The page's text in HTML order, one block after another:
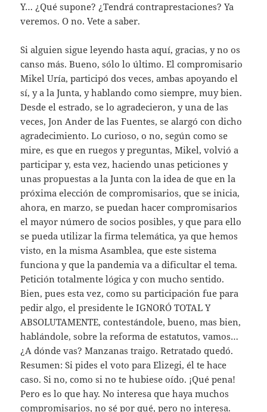
Y… ¿Qué supone? ¿Tendrá contraprestaciones? Ya
veremos. O no. Vete a saber.
Si alguien sigue leyendo hasta aquí, gracias, y no os
canso más. Bueno, sólo lo último. El compromisario
Mikel Uría, participó dos veces, ambas apoyando el
sí, y a la Junta, y hablando como siempre, muy bien.
Desde el estrado, se lo agradecieron, y una de las
veces, Jon Ander de las Fuentes, se alargó con dicho
agradecimiento. Lo curioso, o no, según como se
mire, es que en ruegos y preguntas, Mikel, volvió a
participar y, esta vez, haciendo unas peticiones y
unas propuestas a la Junta con la idea de que en la
próxima elección de compromisarios, que se inicia,
ahora, en marzo, se puedan hacer compromisarios
el mayor número de socios posibles, y que para ello
se pueda utilizar la firma telemática, ya que hemos
visto, en la misma Asamblea, que este sistema
funciona y que la pandemia va a dificultar el tema.
Petición totalmente lógica y con mucho sentido.
Bien, pues esta vez, como su participación fue para
pedir algo, el presidente le IGNORÓ TOTAL Y
ABSOLUTAMENTE, contestándole, bueno, mas bien,
hablándole, sobre la reforma de estatutos, vamos…
¿A dónde vas? Manzanas traigo. Retratado quedó.
Resumen: Si pides el voto para Elizegi, él te hace
caso. Si no, como si no te hubiese oído. ¡Qué pena!
Pero es lo que hay. No interesa que haya muchos
compromisarios, no sé por qué, pero no interesa.